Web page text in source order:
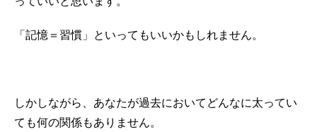
「記憶＝習慣」といってもいいかもしれません。
しかしながら、あなたが過去においてどんなに太ってい
ても何の関係もありません。